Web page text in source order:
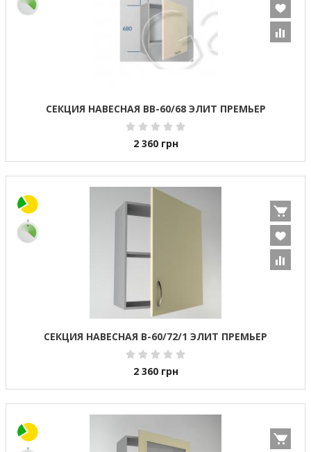
СЕКЦИЯ НАВЕСНАЯ ВВ-60/68 ЭЛИТ ПРЕМЬЕР
2 360 грн
СЕКЦИЯ НАВЕСНАЯ В-60/72/1 ЭЛИТ ПРЕМЬЕР
2 360 грн